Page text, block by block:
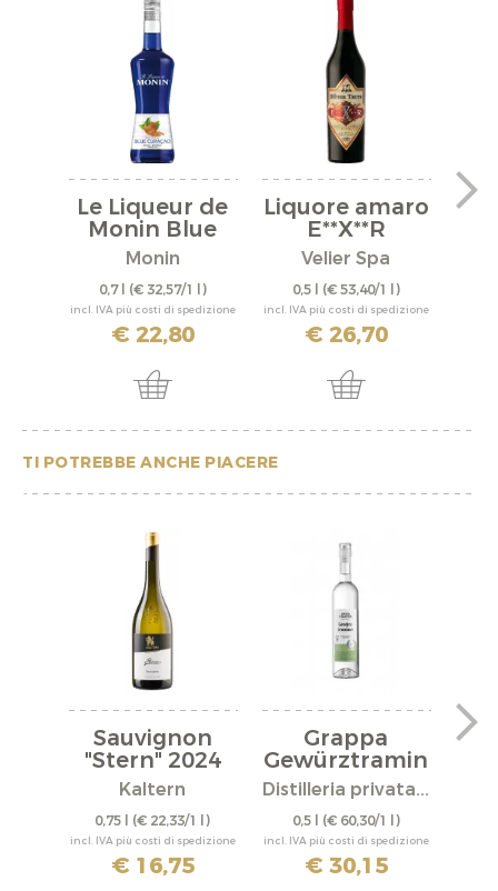
Le Liqueur de
Monin Blue
Curacao
Monin
0,7 l (€ 32,57/1 l)
incl. IVA più costi di spedizione
€ 22,80
Liquore amaro
E**X**R
Velier Spa
0,5 l (€ 53,40/1 l)
incl. IVA più costi di spedizione
€ 26,70
TI POTREBBE ANCHE PIACERE
Sauvignon
"Stern" 2024
Kaltern
0,75 l (€ 22,33/1 l)
incl. IVA più costi di spedizione
€ 16,75
Grappa
Gewürztramin
er
Distilleria privata...
0,5 l (€ 60,30/1 l)
incl. IVA più costi di spedizione
€ 30,15